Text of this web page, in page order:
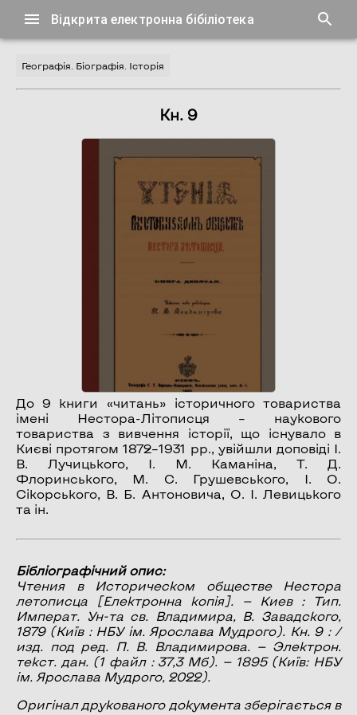
Відкрита електронна бібіліотека
Географія. Біографія. Історія
Кн. 9
До 9 книги «читань» історичного товариства
імені Нестора-Літописця – наукового
товариства з вивчення історії, що існувало в
Києві протягом 1872–1931 рр., увійшли доповіді І.
В. Лучицького, І. М. Каманіна, Т. Д.
Флоринського, М. С. Грушевського, І. О.
Сікорського, В. Б. Антоновича, О. І. Левицького
та ін.
Бібліографічний опис:
Чтения в Историческом обществе Нестора
летописца [Електронна копія]. — Киев : Тип.
Императ. Ун-та св. Владимира, В. Завадского,
1879 (Київ : НБУ ім. Ярослава Мудрого). Кн. 9 : /
изд. под ред. П. В. Владимирова. — Электрон.
текст. дан. (1 файл : 37,3 Мб). — 1895 (Київ: НБУ
ім. Ярослава Мудрого, 2022).
Оригінал друкованого документа зберігається в